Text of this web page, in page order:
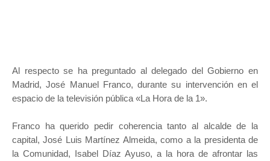
Al respecto se ha preguntado al delegado del Gobierno en
Madrid, José Manuel Franco, durante su intervención en el
espacio de la televisión pública «La Hora de la 1».
Franco ha querido pedir coherencia tanto al alcalde de la
capital, José Luis Martínez Almeida, como a la presidenta de
la Comunidad, Isabel Díaz Ayuso, a la hora de afrontar las